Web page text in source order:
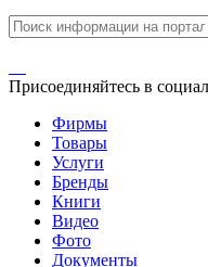
Присоединяйтесь в
Фирмы
Товары
Услуги
Бренды
Книги
Видео
Фото
Документы